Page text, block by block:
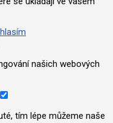
našich webových
tím lépe můžeme naše